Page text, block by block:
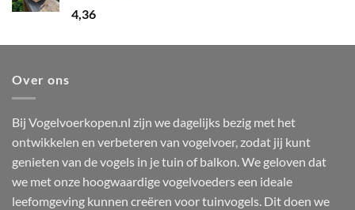
Gewaardeerd
4.44
4,36
Over ons
Bij Vogelvoerkopen.nl zijn we dagelijks bezig met het
ontwikkelen en verbeteren van vogelvoer, zodat jij kunt
genieten van de vogels in je tuin of balkon. We geloven dat
we met onze hoogwaardige vogelvoeders een ideale
leefomgeving kunnen creëren voor tuinvogels. Dit doen we